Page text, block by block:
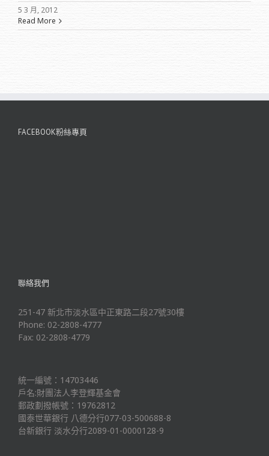
5 3 月, 2012
Read More
FACEBOOK粉絲專頁
聯絡我們
251-47 新北市淡水區中正東路二段27號30樓
Phone: 02-2808-4777
Fax: 02-2808-4779
統一編號：14703446
戶名:財團法人李登輝基金會
郵政劃撥帳號：19762812
國泰世華銀行 八德分行077-03-500688-8
台新銀行 淡水分行2089-01-0000128-9